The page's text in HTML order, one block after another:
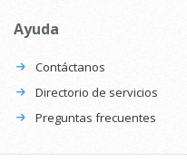
Ayuda
Contáctanos
Directorio de servicios
Preguntas frecuentes